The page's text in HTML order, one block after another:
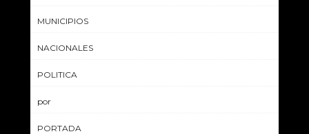
MUNICIPIOS
NACIONALES
POLITICA
por
PORTADA